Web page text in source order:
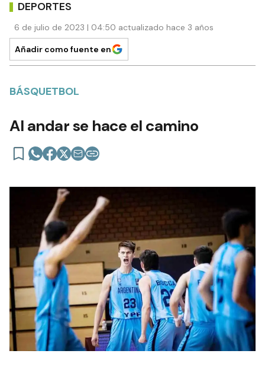
DEPORTES
6 de julio de 2023 | 04:50 actualizado hace 3 años
Añadir como fuente en
BÁSQUETBOL
Al andar se hace el camino